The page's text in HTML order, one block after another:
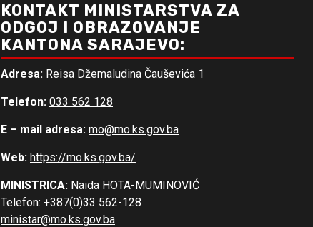
KONTAKT MINISTARSTVA ZA
ODGOJ I OBRAZOVANJE
KANTONA SARAJEVO:
Adresa: Reisa Džemaludina Čauševića 1
Telefon: 033 562 128
E – mail adresa: mo@mo.ks.gov.ba
Web: https://mo.ks.gov.ba/
MINISTRICA: Naida HOTA-MUMINOVIĆ
Telefon: +387(0)33 562-128
ministar@mo.ks.gov.ba